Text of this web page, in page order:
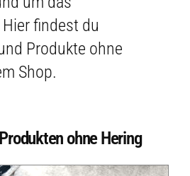
findest du
Produkte ohne
Shop.
ohne Hering